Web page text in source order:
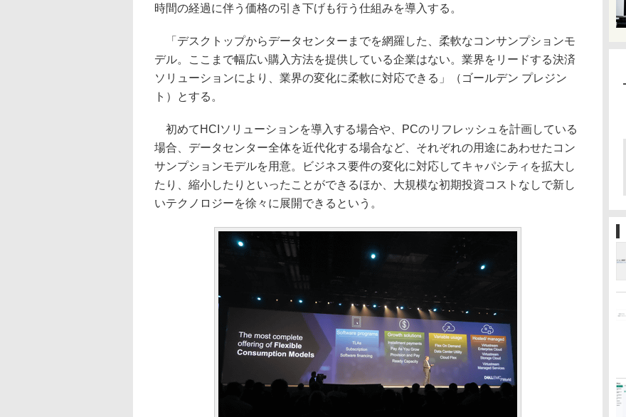
時間の経過に伴う価格の引き下げも行う仕組みを導入する。
「デスクトップからデータセンターまでを網羅した、柔軟なコンサンプションモ
デル。ここまで幅広い購入方法を提供している企業はない。業界をリードする決済
ソリューションにより、業界の変化に柔軟に対応できる」（ゴールデン プレジン
ト）とする。
初めてHCIソリューションを導入する場合や、PCのリフレッシュを計画している
場合、データセンター全体を近代化する場合など、それぞれの用途にあわせたコン
サンプションモデルを用意。ビジネス要件の変化に対応してキャパシティを拡大し
たり、縮小したりといったことができるほか、大規模な初期投資コストなしで新し
いテクノロジーを徐々に展開できるという。